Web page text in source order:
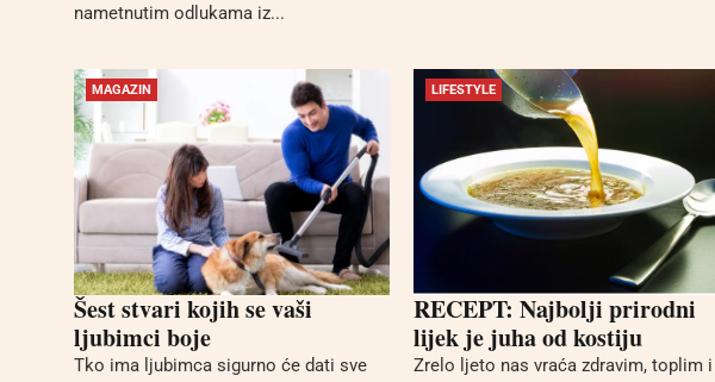
nametnutim odlukama iz...
MAGAZIN
Šest stvari kojih se vaši
ljubimci boje
Tko ima ljubimca sigurno će dati sve
LIFESTYLE
RECEPT: Najbolji prirodni
lijek je juha od kostiju
Zrelo ljeto nas vraća zdravim, toplim i